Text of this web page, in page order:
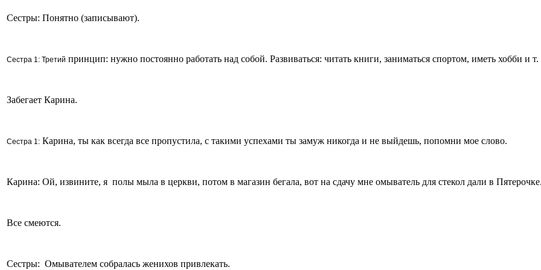
Сестры: Понятно (записывают).
Сестра 1: Третий принцип: нужно постоянно работать над собой. Развиваться: читать книги, заниматься спортом, иметь хобби и т.
Забегает Карина.
Сестра 1: Карина, ты как всегда все пропустила, с такими успехами ты замуж никогда и не выйдешь, попомни мое слово.
Карина: Ой, извините, я полы мыла в церкви, потом в магазин бегала, вот на сдачу мне омыватель для стекол дали в
Все смеются.
Сестры: Омывателем собралась женихов привлекать.